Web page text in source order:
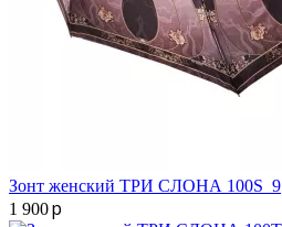
Зонт женский ТРИ СЛОНА 100S_9
1 900p